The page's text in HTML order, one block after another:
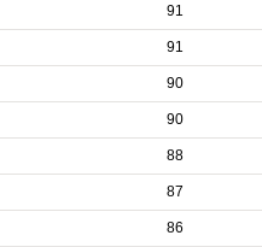
91
91
90
90
88
87
86